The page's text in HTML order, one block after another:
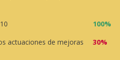
100%
actuaciones de mejoras
30%